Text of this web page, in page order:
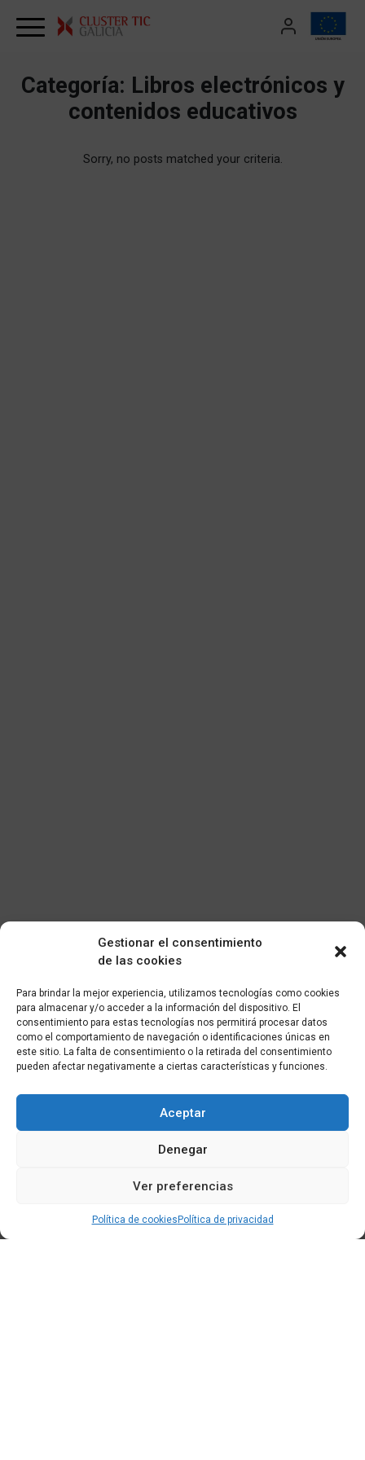
Gestionar el consentimiento
de las cookies
Para brindar la mejor experiencia, utilizamos tecnologías como cookies
para almacenar y/o acceder a la información del dispositivo. El
consentimiento para estas tecnologías nos permitirá procesar datos
como el comportamiento de navegación o identificaciones únicas en
este sitio. La falta de consentimiento o la retirada del consentimiento
pueden afectar negativamente a ciertas características y funciones.
Aceptar
Denegar
Ver preferencias
Política de cookies Política de privacidad
Categoría: Libros electrónicos y
contenidos educativos
Sorry, no posts matched your criteria.